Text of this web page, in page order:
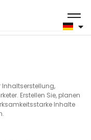
Inhaltserstellung,
Erstellen Sie, planen
Inhalte